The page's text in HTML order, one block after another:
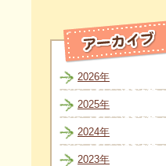
2026年
2025年
2024年
2023年